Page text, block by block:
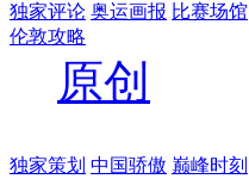
独家评论 奥运画报 比赛场馆
伦敦攻略
原创
独家策划 中国骄傲 巅峰时刻